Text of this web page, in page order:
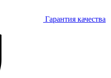
Гарантия качества